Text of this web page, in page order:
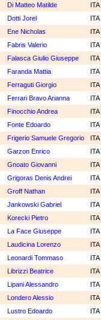
Di Matteo Matilde
ITA
Dotti Jorel
ITA
Ene Nicholas
ITA
Fabris Valerio
ITA
Falasca Giulio Giuseppe
ITA
Faranda Mattia
ITA
Ferraguti Giorgio
ITA
Ferrari Bravo Arianna
ITA
Finocchio Andrea
ITA
Fonte Edoardo
ITA
Frigerio Samuele Gregorio
ITA
Garzon Enrico
ITA
Gnoato Giovanni
ITA
Grigoras Denis Andrei
ITA
Groff Nathan
ITA
Jankowski Gabriel
ITA
Korecki Pietro
ITA
La Face Giuseppe
ITA
Laudicina Lorenzo
ITA
Leonardi Tommaso
ITA
Librizzi Beatrice
ITA
Lipani Alessandro
ITA
Londero Alessio
ITA
Lustro Edoardo
ITA